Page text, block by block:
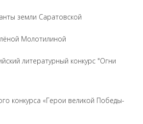
земли Саратовской
Молотилиной
литературный конкурс "Огни
конкурса «Герои великой Победы-